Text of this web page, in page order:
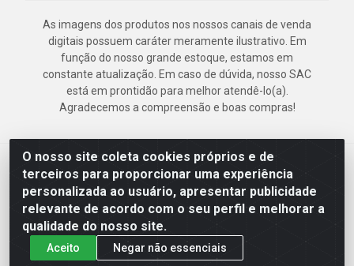
O nosso site coleta cookies próprios e de
terceiros para proporcionar uma experiência
personalizada ao usuário, apresentar publicidade
relevante de acordo com o seu perfil e melhorar a
qualidade do nosso site.
Aceito Negar não essenciais
As imagens dos produtos nos nossos canais de venda
digitais possuem caráter meramente ilustrativo. Em
função do nosso grande estoque, estamos em
constante atualização. Em caso de dúvida, nosso SAC
está em prontidão para melhor atendê-lo(a).
Agradecemos a compreensão e boas compras!
Deskontão Atacado - Av. Marechal Mascarenhas de Morais, 2471 -
Imbiribeira - Recife/PE - CEP 51.150-001 - CNPJ 24.150.377/0003-
57